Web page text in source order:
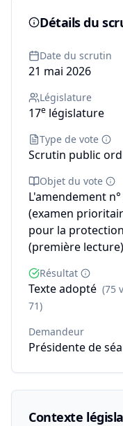
Détails du
Date du scrutin
21 mai 2026
Législature
17e législature
Type de vote
Scrutin public
Objet du vote
L'amendement
(examen
pour la
(première
Résultat
Texte adopté (75
71)
Demandeur
Présidente de
Contexte